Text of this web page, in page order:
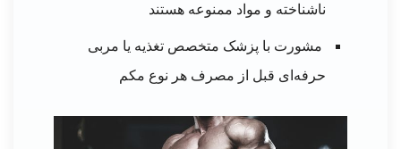
ناشناخته و مواد ممنوعه هستند
مشورت با پزشک متخصص تغذیه یا مربی
حرفه‌ای قبل از مصرف هر نوع مکم